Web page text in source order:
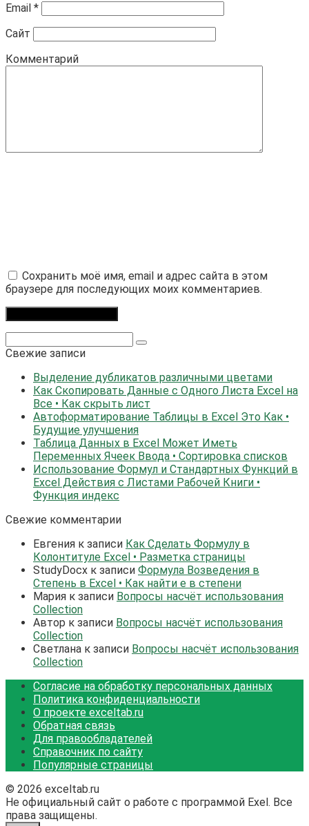
Email *
Сайт
Комментарий
Сохранить моё имя, email и адрес сайта в этом
браузере для последующих моих комментариев.
Свежие записи
Выделение дубликатов различными цветами
Как Скопировать Данные с Одного Листа Excel на
Все • Как скрыть лист
Автоформатирование Таблицы в Excel Это Как •
Будущие улучшения
Таблица Данных в Excel Может Иметь
Переменных Ячеек Ввода • Сортировка списков
Использование Формул и Стандартных Функций в
Excel Действия с Листами Рабочей Книги •
Функция индекс
Свежие комментарии
Евгения к записи Как Сделать Формулу в
Колонтитуле Excel • Разметка страницы
StudyDocx к записи Формула Возведения в
Степень в Excel • Как найти е в степени
Мария к записи Вопросы насчёт использования
Collection
Автор к записи Вопросы насчёт использования
Collection
Светлана к записи Вопросы насчёт использования
Collection
Согласие на обработку персональных данных
Политика конфиденциальности
О проекте exceltab.ru
Обратная связь
Для правообладателей
Справочник по сайту
Популярные страницы
© 2026 exceltab.ru
Не официальный сайт о работе с программой Exel. Все
права защищены.